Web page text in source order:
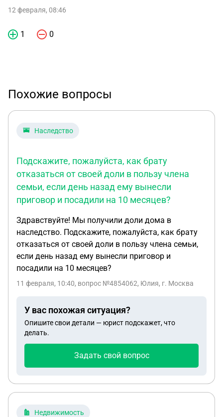
12 февраля, 08:46
1 0
Похожие вопросы
Наследство
Подскажите, пожалуйста, как брату
отказаться от своей доли в пользу члена
семьи, если день назад ему вынесли
приговор и посадили на 10 месяцев?
Здравствуйте! Мы получили доли дома в
наследство. Подскажите, пожалуйста, как брату
отказаться от своей доли в пользу члена семьи,
если день назад ему вынесли приговор и
посадили на 10 месяцев?
11 февраля, 10:40, вопрос №4854062, Юлия, г. Москва
У вас похожая ситуация?
Опишите свои детали — юрист подскажет, что
делать.
Задать свой вопрос
Недвижимость